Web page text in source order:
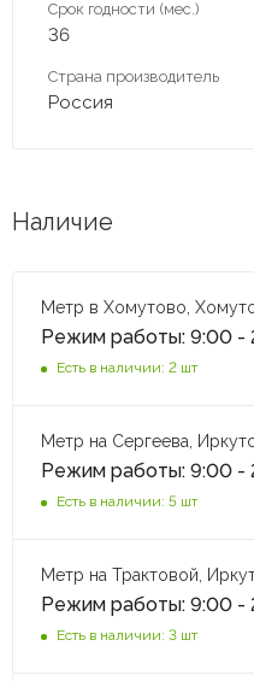
Срок годности (мес.)
36
Страна производитель
Россия
Наличие
Метр в Хомутово,
Режим работы: 9:00 -
Есть в наличии: 2 шт
Метр на Сергеева,
Режим работы: 9:00 -
Есть в наличии: 5 шт
Метр на Трактовой,
Режим работы: 9:00 -
Есть в наличии: 3 шт